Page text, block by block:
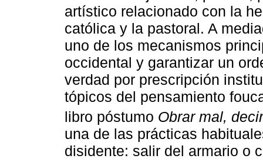
artístico relacionado con la
católica y la pastoral. A
uno de los mecanismos
occidental y garantizar un
verdad por prescripción
tópicos del pensamiento
libro póstumo Obrar mal,
una de las prácticas
disidente: salir del armario o